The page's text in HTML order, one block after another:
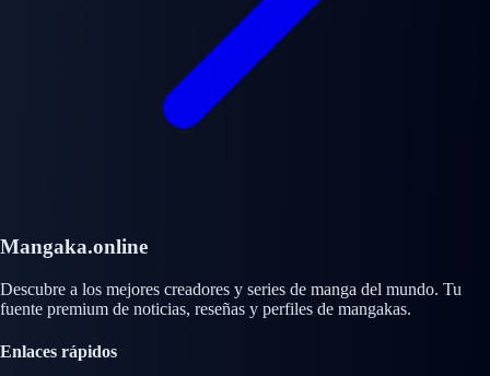
Mangaka.online
Descubre a los mejores creadores y series de manga del mundo. Tu
fuente premium de noticias, reseñas y perfiles de mangakas.
Enlaces rápidos